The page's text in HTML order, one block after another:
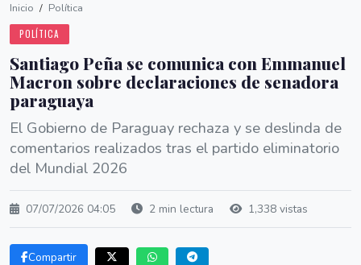
Inicio / Política
POLÍTICA
Santiago Peña se comunica con Emmanuel
Macron sobre declaraciones de senadora
paraguaya
El Gobierno de Paraguay rechaza y se deslinda de
comentarios realizados tras el partido eliminatorio
del Mundial 2026
07/07/2026 04:05 2 min lectura 1,338 vistas
Compartir